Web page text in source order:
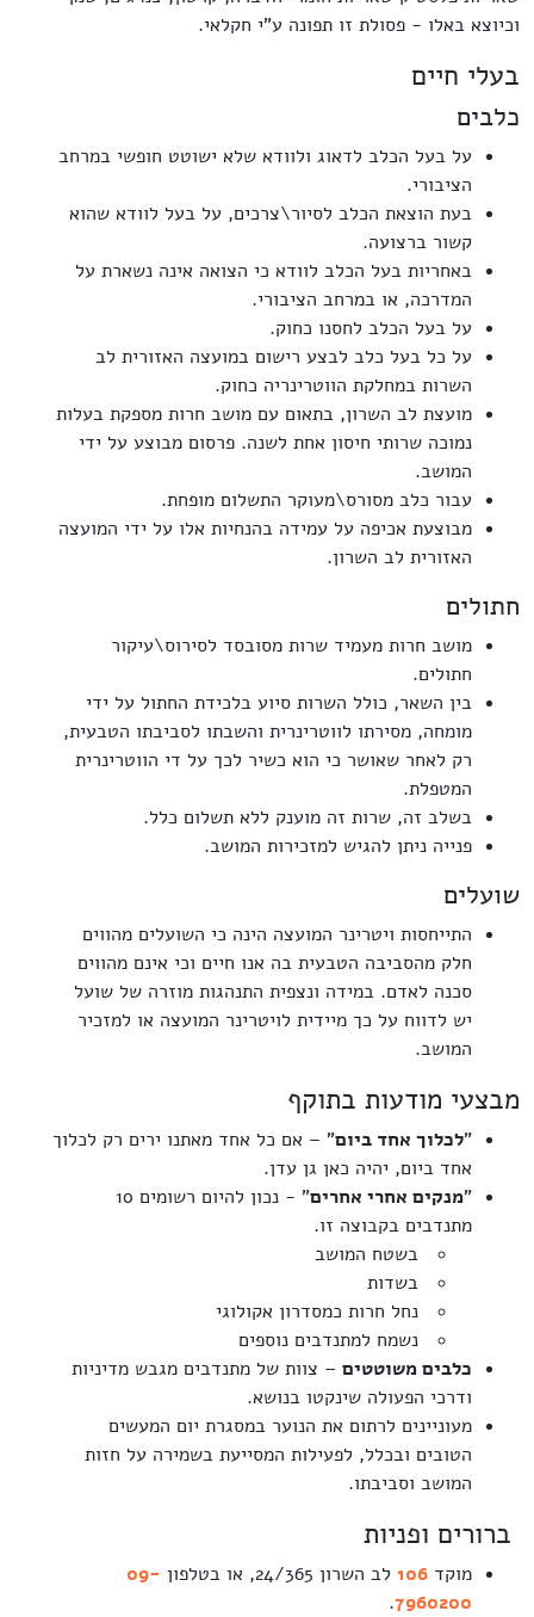
וכיוצא באלו - פסולת זו תפונה ע"י חקלאי.
בעלי חיים
כלבים
על בעל הכלב לדאוג ולוודא שלא ישוטט חופשי במרחב
הציבורי.
בעת הוצאת הכלב לסיור\צרכים, על בעל לוודא שהוא
קשור ברצועה.
באחריות בעל הכלב לוודא כי הצואה אינה נשארת על
המדרכה, או במרחב הציבורי.
על בעל הכלב לחסנו כחוק.
על כל בעל כלב לבצע רישום במועצה האזורית לב
השרות במחלקת הווטרינריה כחוק.
מועצת לב השרון, בתאום עם מושב חרות מספקת בעלות
נמוכה שרותי חיסון אחת לשנה. פרסום מבוצע על ידי
המושב.
עבור כלב מסורס\מעוקר התשלום מופחת.
מבוצעת אכיפה על עמידה בהנחיות אלו על ידי המועצה
האזורית לב השרון.
חתולים
מושב חרות מעמיד שרות מסובסד לסירוס\עיקור
חתולים.
בין השאר, כולל השרות סיוע בלכידת החתול על ידי
מומחה, מסירתו לווטרינרית והשבתו לסביבתו הטבעית,
רק לאחר שאושר כי הוא כשיר לכך על די הווטרינרית
המטפלת.
בשלב זה, שרות זה מוענק ללא תשלום כלל.
פנייה ניתן להגיש למזכירות המושב.
שועלים
התייחסות ויטרינר המועצה הינה כי השועלים מהווים
חלק מהסביבה הטבעית בה אנו חיים וכי אינם מהווים
סכנה לאדם. במידה ונצפית התנהגות מוזרה של שועל
יש לדווח על כך מיידית לויטרינר המועצה או למזכיר
המושב.
מבצעי מודעות בתוקף
"לכלוך אחד ביום" – אם כל אחד מאתנו ירים רק לכלוך
אחד ביום, יהיה כאן גן עדן.
"מנקים אחרי אחרים
" - נכון להיום רשומים 10
מתנדבים בקבוצה זו.
בשטח המושב
בשדות
נחל חרות כמסדרון אקולוגי
נשמח למתנדבים נוספים
כלבים משוטטים – צוות של מתנדבים מגבש מדיניות
ודרכי הפעולה שינקטו בנושא.
מעוניינים לרתום את הנוער במסגרת יום המעשים
הטובים ובכלל, לפעילות המסייעת בשמירה על חזות
המושב וסביבתו.
ברורים ופניות
מוקד 106 לב השרון 24/365, או בטלפון
09-
7960200
.